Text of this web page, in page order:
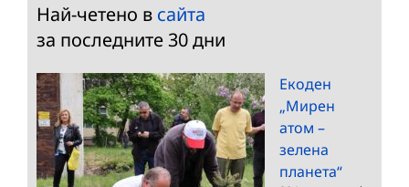
Най-четено в сайта
за последните 30 дни
Екоден
„Мирен
атом –
зелена
планета“